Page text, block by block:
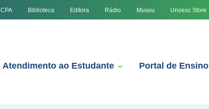
CPA Biblioteca Editora Rádio Museu Unoesc Store
Atendimento ao Estudante Portal de Ensino